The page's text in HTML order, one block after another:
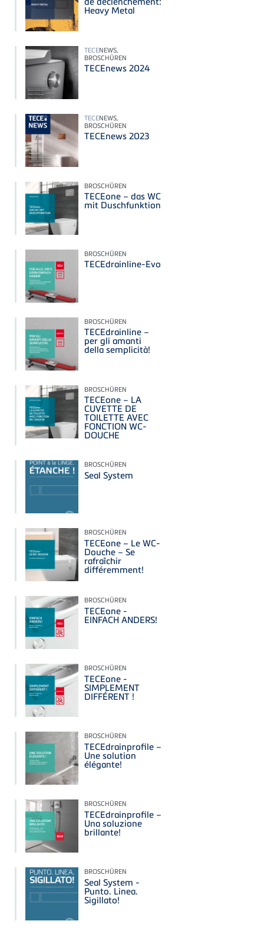
Heavy Metal
TECENEWS,
BROSCHÜREN
TECEnews 2024
TECENEWS,
BROSCHÜREN
TECEnews 2023
BROSCHÜREN
TECEone – das WC
mit Duschfunktion
BROSCHÜREN
TECEdrainline-Evo
BROSCHÜREN
TECEdrainline –
per gli amanti
della semplicità!
BROSCHÜREN
TECEone – LA
CUVETTE DE
TOILETTE AVEC
FONCTION WC-
DOUCHE
BROSCHÜREN
Seal System
BROSCHÜREN
TECEone – Le WC-
Douche – Se
rafraîchir
différemment!
BROSCHÜREN
TECEone -
EINFACH ANDERS!
BROSCHÜREN
TECEone -
SIMPLEMENT
DIFFÉRENT !
BROSCHÜREN
TECEdrainprofile –
Une solution
élégante!
BROSCHÜREN
TECEdrainprofile –
Una soluzione
brillante!
BROSCHÜREN
Seal System -
Punto. Linea.
Sigillato!